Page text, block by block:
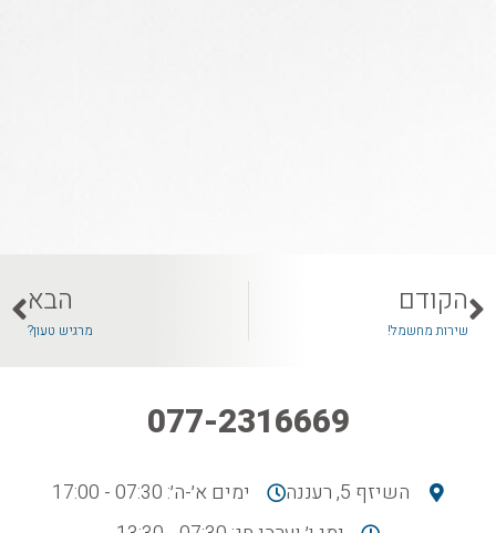
הקודם
שירות מחשמל!
הבא
מרגיש טעון?
077-2316669
השיזף 5, רעננה
ימים א׳-ה׳: 07:30 - 17:00